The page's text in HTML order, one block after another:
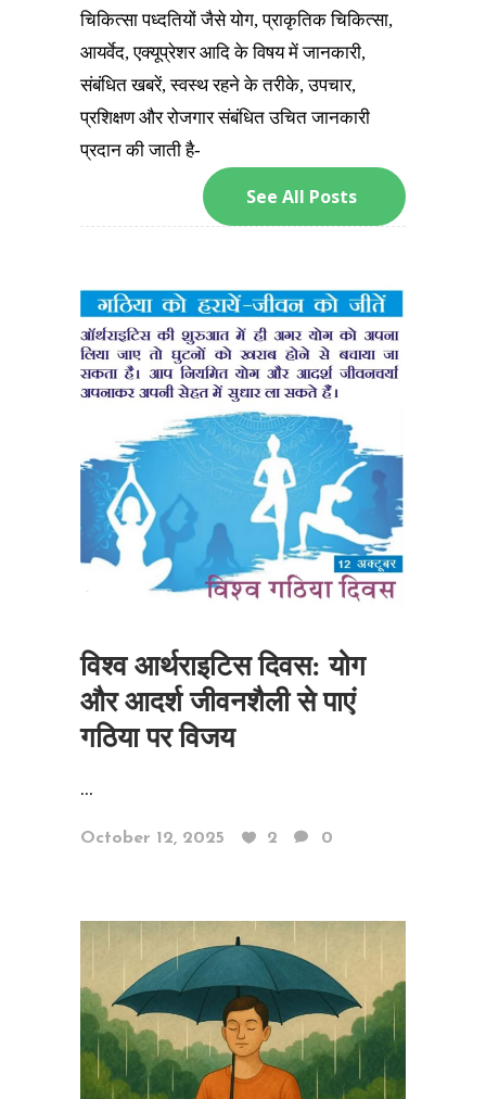
चिकित्सा पध्दतियों जैसे योग, प्राकृतिक चिकित्सा,
आयर्वेद, एक्यूप्रेशर आदि के विषय में जानकारी,
संबंधित खबरें, स्वस्थ रहने के तरीके, उपचार,
प्रशिक्षण और रोजगार संबंधित उचित जानकारी
प्रदान की जाती है-
See All Posts
विश्व आर्थराइटिस दिवस: योग
और आदर्श जीवनशैली से पाएं
गठिया पर विजय
...
October 12, 2025 2 0